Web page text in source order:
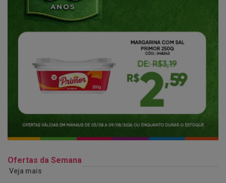
Ofertas da Semana
Veja mais